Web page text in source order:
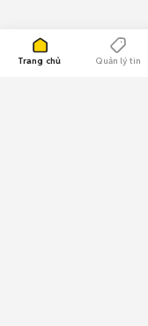
Trang chủ Quản lý tin